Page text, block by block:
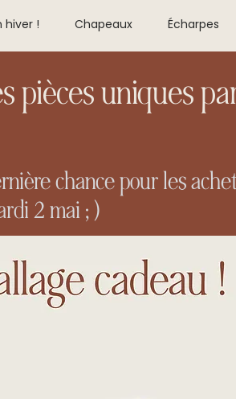
hiver ! Chapeaux Écharpes
pièces uniques
chance pour les
2 mai ; )